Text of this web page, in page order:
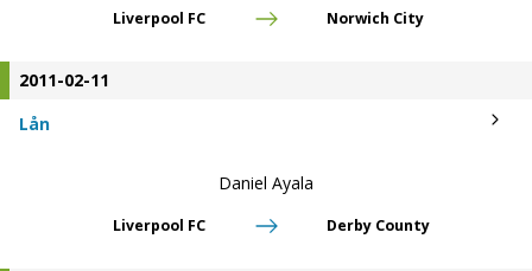
Liverpool FC Norwich City
2011-02-11
Lån
Daniel Ayala
Liverpool FC Derby County